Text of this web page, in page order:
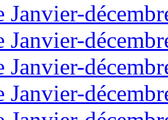
Janvier-
Janvier-
Janvier-
Janvier-